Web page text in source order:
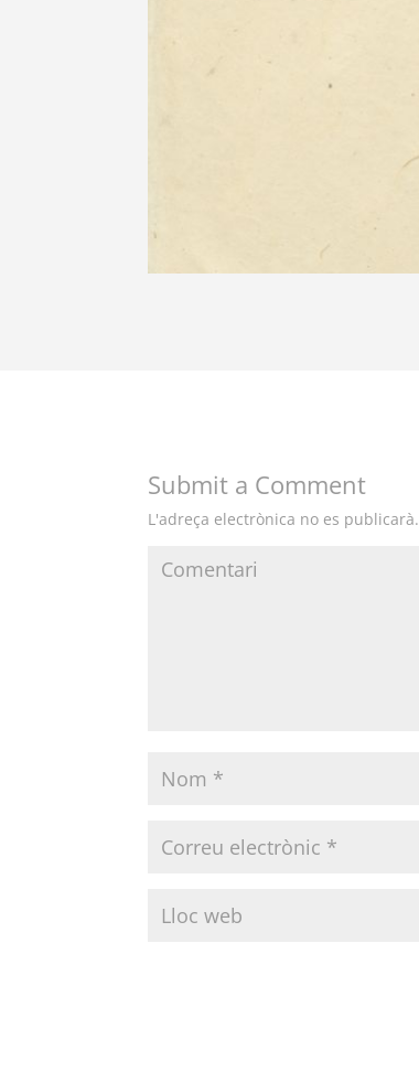
Submit a Comment
L'adreça electrònica no es publicarà.